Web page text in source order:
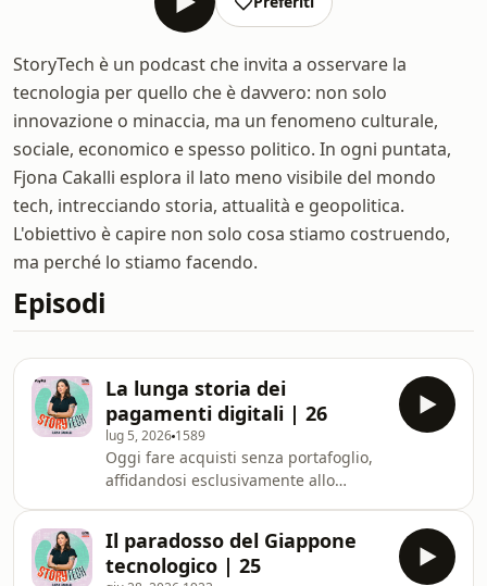
StoryTech è un podcast che invita a osservare la
tecnologia per quello che è davvero: non solo
innovazione o minaccia, ma un fenomeno culturale,
sociale, economico e spesso politico. In ogni puntata,
Fjona Cakalli esplora il lato meno visibile del mondo
tech, intrecciando storia, attualità e geopolitica.
L'obiettivo è capire non solo cosa stiamo costruendo,
ma perché lo stiamo facendo.
Episodi
La lunga storia dei
pagamenti digitali | 26
lug 5, 2026 1589
Oggi fare acquisti senza portafoglio,
affidandosi esclusivamente allo
dimenticare che i pagamenti senza
contanti hanno una storia ben
Il paradosso del Giappone
tecnologico | 25